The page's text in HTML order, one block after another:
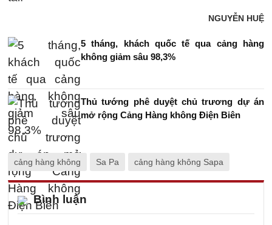
NGUYỄN HUỆ
5 tháng, khách quốc tế qua cảng hàng
không giảm sâu 98,3%
Thủ tướng phê duyệt chủ trương dự án
mở rộng Cảng Hàng không Điện Biên
cảng hàng không Sa Pa cảng hàng không Sapa
Bình luận